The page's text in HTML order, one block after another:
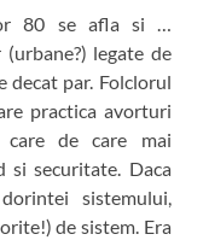
80 se afla si …
legate de
decat par. Folclorul
practica avorturi
de care mai
si securitate. Daca
sistemului,
de sistem. Era